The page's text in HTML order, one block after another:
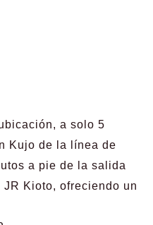
a solo 5
Kujo de la línea de
a pie de la salida
Kioto, ofreciendo un